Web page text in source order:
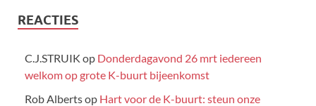
REACTIES
C.J.STRUIK op Donderdagavond 26 mrt iedereen
welkom op grote K-buurt bijeenkomst
Rob Albertsop Hart voor de K-buurt: steun onze